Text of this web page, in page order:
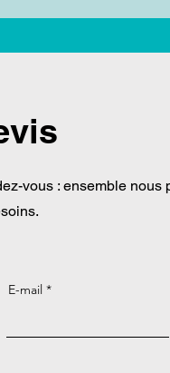
vous : ensemble
E-mail